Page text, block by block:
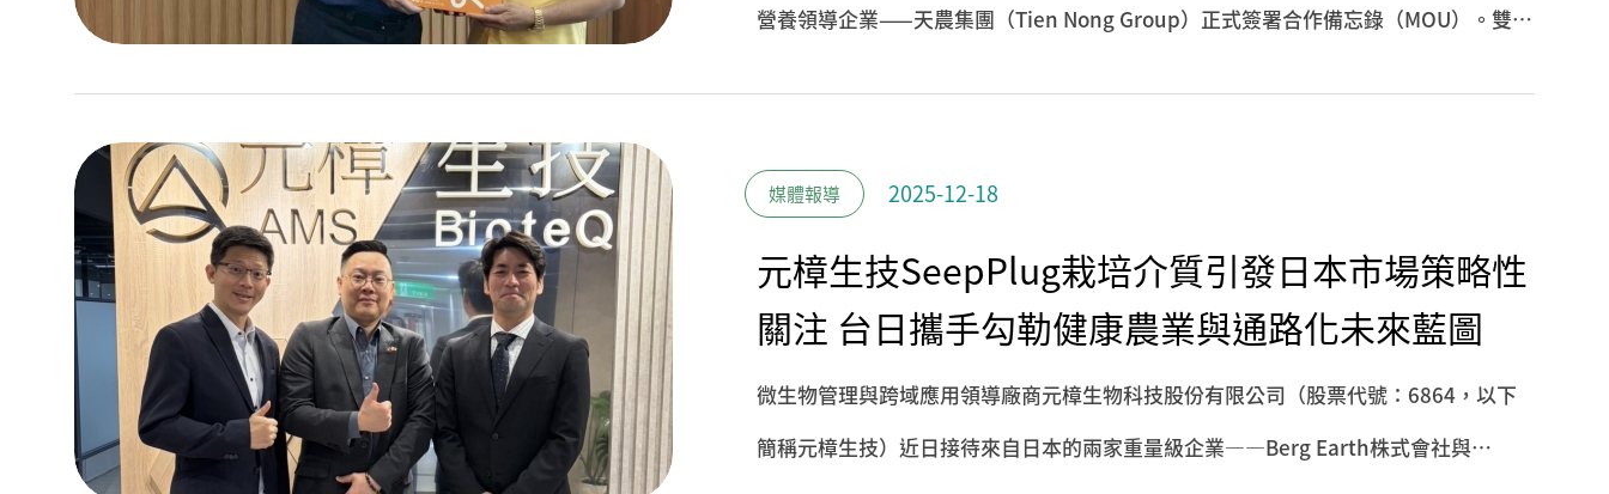
營養領導企業——天農集團（Tien Nong Group）正式簽署合作備忘錄（MOU）。雙方
並為東協農業升級注入全新動能。
媒體報導 2025-12-18
元樟生技SeepPlug栽培介質引發日本市場策略性
關注 台日攜手勾勒健康農業與通路化未來藍圖
微生物管理與跨域應用領導廠商元樟生物科技股份有限公司（股票代號：6864，以下
簡稱元樟生技）近日接待來自日本的兩家重量級企業——Berg Earth株式會社與